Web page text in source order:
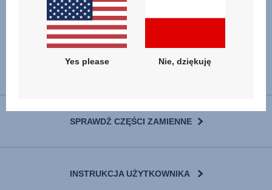
SPRAWDŹ CZĘŚCI ZAMIENNE
INSTRUKCJA UŻYTKOWNIKA
Yes please Nie, dziękuję